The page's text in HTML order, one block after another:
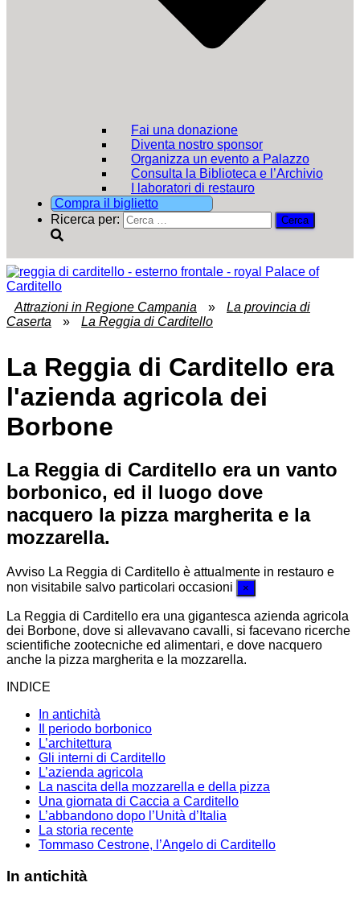
Fai una donazione
Diventa nostro sponsor
Organizza un evento a Palazzo
Consulta la Biblioteca e l’Archivio
I laboratori di restauro
Compra il biglietto
Ricerca per:
Attrazioni in Regione Campania »
La provincia di
Caserta
» La Reggia di Carditello
La Reggia di Carditello era
l'azienda agricola dei
Borbone
La Reggia di Carditello era un vanto
borbonico, ed il luogo dove
nacquero la pizza margherita e la
mozzarella.
Avviso La Reggia di Carditello è attualmente in restauro e
non visitabile salvo particolari occasioni
×
La Reggia di Carditello era una gigantesca azienda agricola
dei Borbone, dove si allevavano cavalli, si facevano ricerche
scientifiche zootecniche ed alimentari, e dove nacquero
anche la pizza margherita e la mozzarella.
INDICE
In antichità
Il periodo borbonico
L’architettura
Gli interni di Carditello
L’azienda agricola
La nascita della mozzarella e della pizza
Una giornata di Caccia a Carditello
L’abbandono dopo l’Unità d’Italia
La storia recente
Tommaso Cestrone, l’Angelo di Carditello
In antichità